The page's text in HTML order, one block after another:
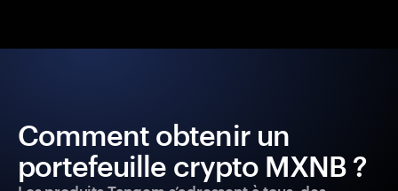
Comment obtenir un
portefeuille crypto MXNB ?